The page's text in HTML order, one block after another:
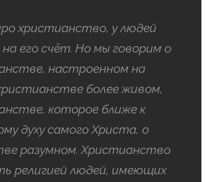
христианство, у людей
на его счёт. Но мы говорим о
настроенном на
более живом,
которое ближе к
духу самого Христа, о
разумном. Христианство
религией людей, имеющих